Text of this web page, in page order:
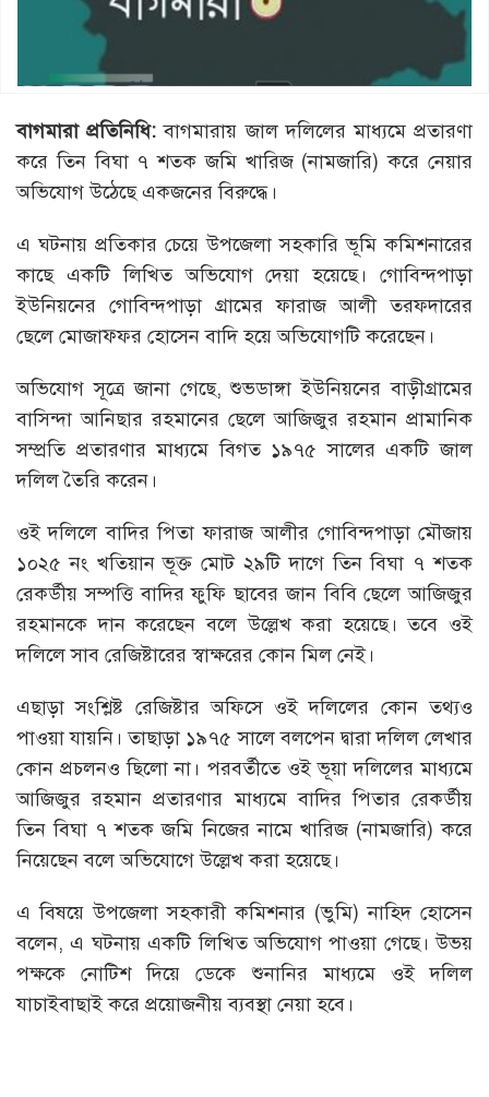
বাগমারা প্রতিনিধি: বাগমারায় জাল দলিলের মাধ্যমে প্রতারণা
করে তিন বিঘা ৭ শতক জমি খারিজ (নামজারি) করে নেয়ার
অভিযোগ উঠেছে একজনের বিরুদ্ধে।
এ ঘটনায় প্রতিকার চেয়ে উপজেলা সহকারি ভূমি কমিশনারের
কাছে একটি লিখিত অভিযোগ দেয়া হয়েছে। গোবিন্দপাড়া
ইউনিয়নের গোবিন্দপাড়া গ্রামের ফারাজ আলী তরফদারের
ছেলে মোজাফ্ফর হোসেন বাদি হয়ে অভিযোগটি করেছেন।
অভিযোগ সূত্রে জানা গেছে, শুভডাঙ্গা ইউনিয়নের বাড়ীগ্রামের
বাসিন্দা আনিছার রহমানের ছেলে আজিজুর রহমান প্রামানিক
সম্প্রতি প্রতারণার মাধ্যমে বিগত ১৯৭৫ সালের একটি জাল
দলিল তৈরি করেন।
ওই দলিলে বাদির পিতা ফারাজ আলীর গোবিন্দপাড়া মৌজায়
১০২৫ নং খতিয়ান ভূক্ত মোট ২৯টি দাগে তিন বিঘা ৭ শতক
রেকর্ডীয় সম্পত্তি বাদির ফুফি ছাবের জান বিবি ছেলে আজিজুর
রহমানকে দান করেছেন বলে উল্লেখ করা হয়েছে। তবে ওই
দলিলে সাব রেজিষ্টারের স্বাক্ষরের কোন মিল নেই।
এছাড়া সংশ্লিষ্ট রেজিষ্টার অফিসে ওই দলিলের কোন তথ্যও
পাওয়া যায়নি। তাছাড়া ১৯৭৫ সালে বলপেন দ্বারা দলিল লেখার
কোন প্রচলনও ছিলো না। পরবর্তীতে ওই ভূয়া দলিলের মাধ্যমে
আজিজুর রহমান প্রতারণার মাধ্যমে বাদির পিতার রেকর্ডীয়
তিন বিঘা ৭ শতক জমি নিজের নামে খারিজ (নামজারি) করে
নিয়েছেন বলে অভিযোগে উল্লেখ করা হয়েছে।
এ বিষয়ে উপজেলা সহকারী কমিশনার (ভুমি) নাহিদ হোসেন
বলেন, এ ঘটনায় একটি লিখিত অভিযোগ পাওয়া গেছে। উভয়
পক্ষকে নোটিশ দিয়ে ডেকে শুনানির মাধ্যমে ওই দলিল
যাচাইবাছাই করে প্রয়োজনীয় ব্যবস্থা নেয়া হবে।